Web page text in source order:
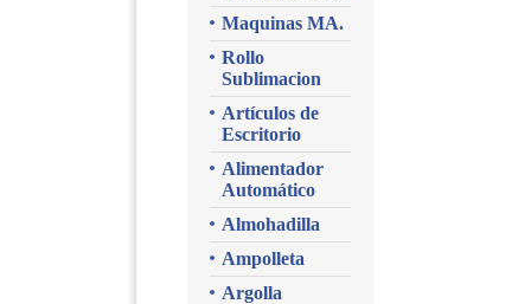
Maquinas MA.
Rollo
Sublimacion
Artículos de
Escritorio
Alimentador
Automático
Almohadilla
Ampolleta
Argolla